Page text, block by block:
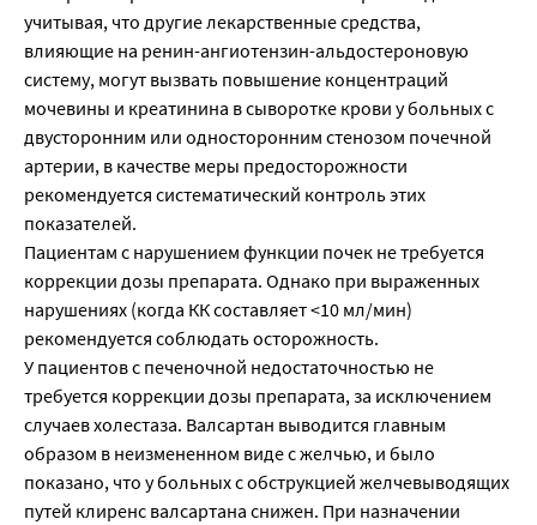
учитывая, что другие лекарственные средства,
влияющие на ренин-ангиотензин-альдостероновую
систему, могут вызвать повышение концентраций
мочевины и креатинина в сыворотке крови у больных с
двусторонним или односторонним стенозом почечной
артерии, в качестве меры предосторожности
рекомендуется систематический контроль этих
показателей.
Пациентам с нарушением функции почек не требуется
коррекции дозы препарата. Однако при выраженных
нарушениях (когда КК составляет <10 мл/мин)
рекомендуется соблюдать осторожность.
У пациентов с печеночной недостаточностью не
требуется коррекции дозы препарата, за исключением
случаев холестаза. Валсартан выводится главным
образом в неизмененном виде с желчью, и было
показано, что у больных с обструкцией желчевыводящих
путей клиренс валсартана снижен. При назначении